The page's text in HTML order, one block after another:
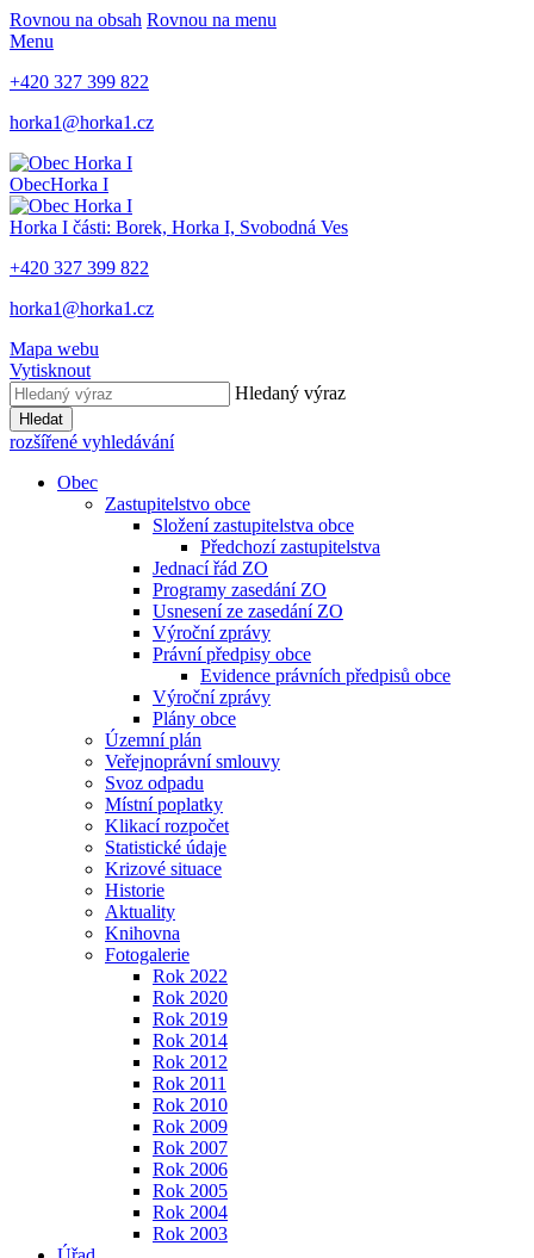
Rovnou na obsah Rovnou na menu
Menu
+420 327 399 822
horka1@horka1.cz
ObecHorka I
Horka I části: Borek, Horka I, Svobodná Ves
+420 327 399 822
horka1@horka1.cz
Mapa webu
Vytisknout
Hledaný výraz
Hledat
rozšířené vyhledávání
Obec
Zastupitelstvo obce
Složení zastupitelstva obce
Předchozí zastupitelstva
Jednací řád ZO
Programy zasedání ZO
Usnesení ze zasedání ZO
Výroční zprávy
Právní předpisy obce
Evidence právních předpisů obce
Výroční zprávy
Plány obce
Územní plán
Veřejnoprávní smlouvy
Svoz odpadu
Místní poplatky
Klikací rozpočet
Statistické údaje
Krizové situace
Historie
Aktuality
Knihovna
Fotogalerie
Rok 2022
Rok 2020
Rok 2019
Rok 2014
Rok 2012
Rok 2011
Rok 2010
Rok 2009
Rok 2007
Rok 2006
Rok 2005
Rok 2004
Rok 2003